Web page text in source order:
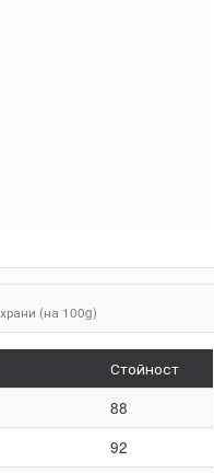
(на 100g)
Стойност
88
92